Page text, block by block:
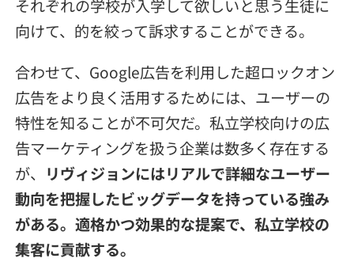
それぞれの学校が入学して欲しいと思う生徒に
向けて、的を絞って訴求することができる。
合わせて、Google広告を利用した超ロックオン
広告をより良く活用するためには、ユーザーの
特性を知ることが不可欠だ。私立学校向けの広
告マーケティングを扱う企業は数多く存在する
が、 リヴィジョンにはリアルで詳細なユーザー
動向を把握したビッグデータを持っている強み
がある。適格かつ効果的な提案で、私立学校の
集客に貢献する。